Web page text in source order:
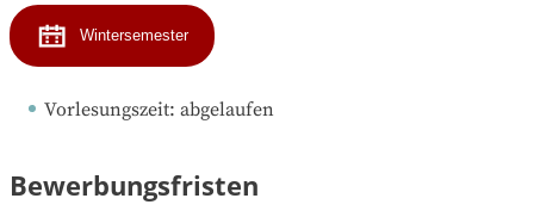
Wintersemester
Vorlesungszeit: abgelaufen
Bewerbungsfristen